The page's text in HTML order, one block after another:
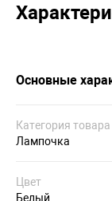
Основные
Категория товара
Лампочка
Цвет
Белый